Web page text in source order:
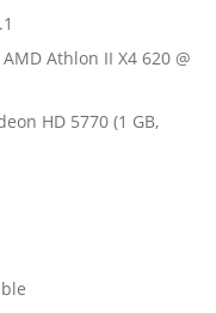
Athlon II X4 620 @
HD 5770 (1 GB,